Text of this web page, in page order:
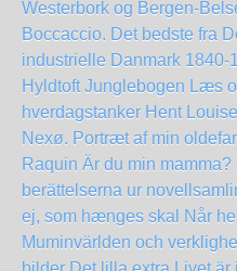
Westerbork og Bergen-
Boccaccio. Det bedste fra
industrielle Danmark 1840-
Hyldtoft Junglebogen Læs
hverdagstanker Hent
Nexø. Portræt af min
Raquin Är du min mamma?
berättelserna ur
ej, som hænges skal
Når
Muminvärlden och